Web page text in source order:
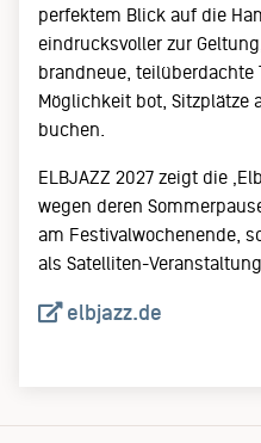
perfektem Blick auf die
eindrucksvoller zur
brandneue, teilüberdachte
Möglichkeit bot, Sitzplätze
buchen.
ELBJAZZ 2027 zeigt die
wegen deren
am Festivalwochenende,
als Satelliten-
elbjazz.de